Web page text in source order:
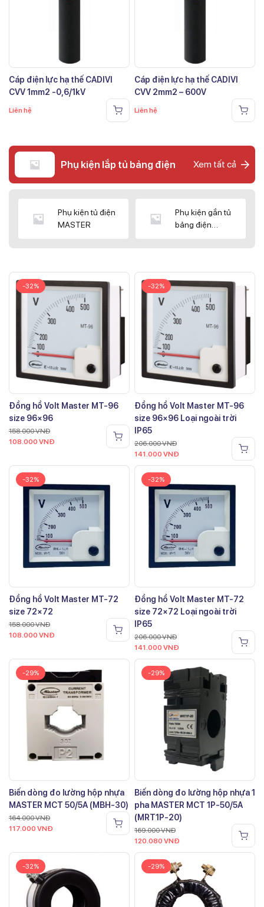
Cáp điện lực hạ thế CADIVI
CVV 1mm2 -0,6/1kV
Liên hệ
Cáp điện lực hạ thế CADIVI
CVV 2mm2 – 600V
Liên hệ
Phụ kiện lắp tủ bảng điện Xem tất cả
Phụ kiện tủ điện
MASTER
Phụ kiện gắn tủ
bảng điện
-32%
Đồng hồ Volt Master MT-96
size 96×96
158.000VNĐ
108.000 VNĐ
-32%
Đồng hồ Volt Master MT-96
size 96×96 Loại ngoài trời
IP65
206.000VNĐ
141.000 VNĐ
-32%
Đồng hồ Volt Master MT-72
size 72×72
158.000VNĐ
108.000 VNĐ
-32%
Đồng hồ Volt Master MT-72
size 72×72 Loại ngoài trời
IP65
206.000VNĐ
141.000 VNĐ
-29%
Biến dòng đo lường hộp nhựa
MASTER MCT 50/5A (MBH-30)
164.000VNĐ
117.000 VNĐ
-29%
Biến dòng đo lường hộp nhựa 1
pha MASTER MCT 1P-50/5A
(MRT1P-20)
169.000VNĐ
120.080 VNĐ
-32% -29%